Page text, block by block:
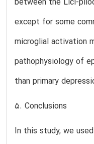
except for some
microglial activation
pathophysiology of
than primary
5. Conclusions
In this study, we